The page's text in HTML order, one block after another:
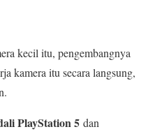
kecil itu, pengembangnya
kamera itu secara langsung,
PlayStation 5 dan